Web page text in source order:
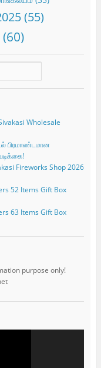
(55)
(60)
Wholesale
பிரமாண்டமான
Fireworks Shop 2026
52 Items Gift Box
63 Items Gift Box
purpose only!